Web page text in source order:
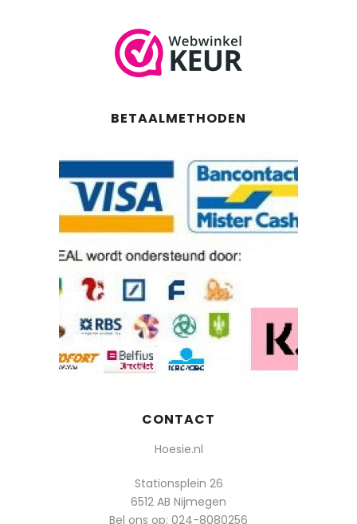
BETAALMETHODEN
CONTACT
Hoesie.nl
Stationsplein 26
6512 AB Nijmegen
Bel ons op: 024-8080256